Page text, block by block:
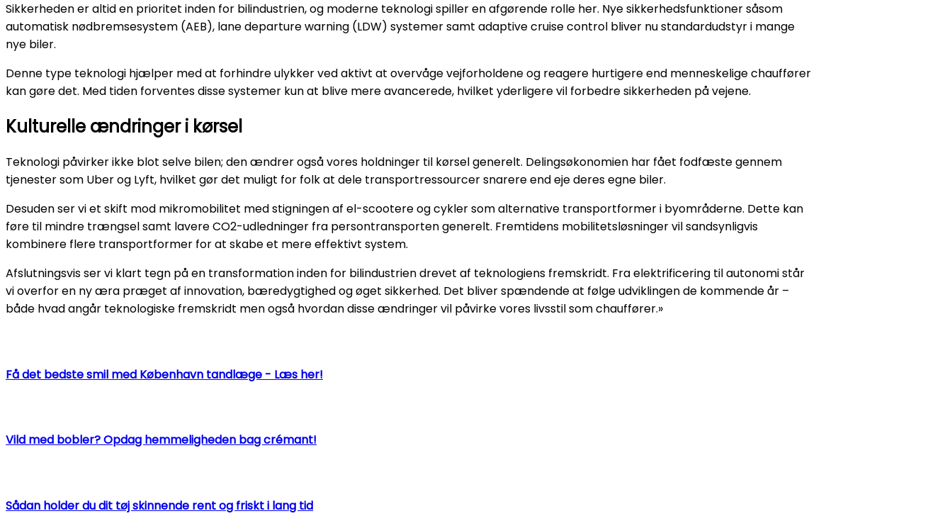
Sikkerheden er altid en prioritet inden for bilindustrien, og moderne teknologi spiller en afgørende rolle her. Nye sikkerhedsfunktioner såsom
automatisk nødbremsesystem (AEB), lane departure warning (LDW) systemer samt adaptive cruise control bliver nu standardudstyr i mange
nye biler.
Denne type teknologi hjælper med at forhindre ulykker ved aktivt at overvåge vejforholdene og reagere hurtigere end menneskelige chauffører
kan gøre det. Med tiden forventes disse systemer kun at blive mere avancerede, hvilket yderligere vil forbedre sikkerheden på vejene.
Kulturelle ændringer i kørsel
Teknologi påvirker ikke blot selve bilen; den ændrer også vores holdninger til kørsel generelt. Delingsøkonomien har fået fodfæste gennem
tjenester som Uber og Lyft, hvilket gør det muligt for folk at dele transportressourcer snarere end eje deres egne biler.
Desuden ser vi et skift mod mikromobilitet med stigningen af el-scootere og cykler som alternative transportformer i byområderne. Dette kan
føre til mindre trængsel samt lavere CO2-udledninger fra persontransporten generelt. Fremtidens mobilitetsløsninger vil sandsynligvis
kombinere flere transportformer for at skabe et mere effektivt system.
Afslutningsvis ser vi klart tegn på en transformation inden for bilindustrien drevet af teknologiens fremskridt. Fra elektrificering til autonomi står
vi overfor en ny æra præget af innovation, bæredygtighed og øget sikkerhed. Det bliver spændende at følge udviklingen de kommende år –
både hvad angår teknologiske fremskridt men også hvordan disse ændringer vil påvirke vores livsstil som chauffører.»
Få det bedste smil med København tandlæge - Læs her!
Vild med bobler? Opdag hemmeligheden bag crémant!
Sådan holder du dit tøj skinnende rent og friskt i lang tid